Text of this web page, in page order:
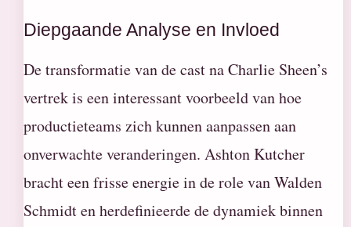
Diepgaande Analyse en Invloed
De transformatie van de cast na Charlie Sheen’s
vertrek is een interessant voorbeeld van hoe
productieteams zich kunnen aanpassen aan
onverwachte veranderingen. Ashton Kutcher
bracht een frisse energie in de role van Walden
Schmidt en herdefinieerde de dynamiek binnen